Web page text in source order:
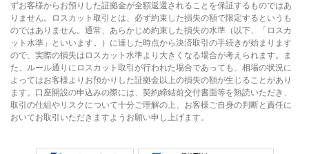
ずお客様からお預りした証拠金が全額返還されることを保証するものではあ
りません。ロスカット取引とは、必ず約束した損失の額で限定するというも
のではありません。通常、あらかじめ約束した損失の水準（以下、「ロスカ
ット水準」といいます。）に達した時点から決済取引の手続きが始まります
ので、実際の損失はロスカット水準より大きくなる場合が考えられます。ま
た、ルール通りにロスカット取引が行われた場合であっても、相場の状況に
よってはお客様よりお預かりした証拠金以上の損失の額が生じることがあり
ます。口座開設の申込みの際には、契約締結前交付書面等を熟読いただき、
取引の仕組やリスクについて十分ご理解の上、お客様ご自身の判断と責任に
おいてお取引いただきますようお願い申し上げます。